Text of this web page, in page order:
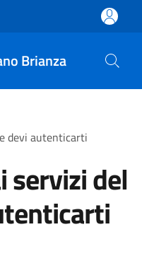
Brianza
devi autenticarti
servizi del